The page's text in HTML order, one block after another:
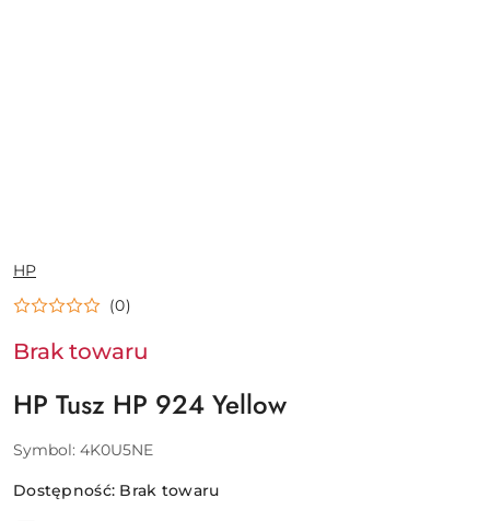
NAZWA
PRODUCENTA:
HP
(0)
Brak towaru
HP Tusz HP 924 Yellow
Symbol: 4K0U5NE
Dostępność: Brak towaru